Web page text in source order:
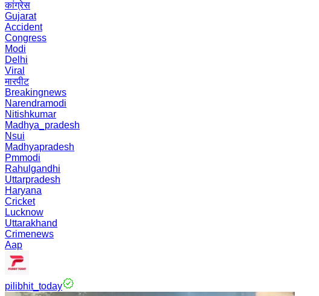
कांग्रेस
Gujarat
Accident
Congress
Modi
Delhi
Viral
मारपीट
Breakingnews
Narendramodi
Nitishkumar
Madhya_pradesh
Nsui
Madhyapradesh
Pmmodi
Rahulgandhi
Uttarpradesh
Haryana
Cricket
Lucknow
Uttarakhand
Crimenews
Aap
pilibhit_today